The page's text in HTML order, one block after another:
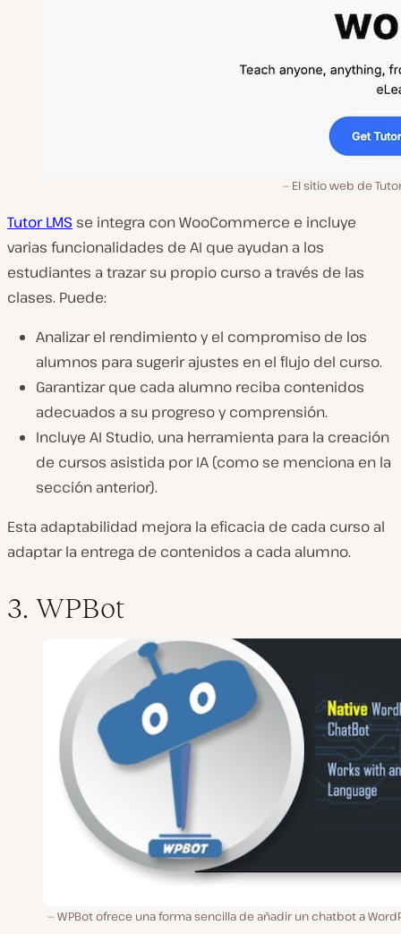
El sitio web de
Tutor LMS se integra con WooCommerce e incluye
varias funcionalidades de AI que ayudan a los
estudiantes a trazar su propio curso a través de las
clases. Puede:
Analizar el rendimiento y el compromiso de los
alumnos para sugerir ajustes en el flujo del curso.
Garantizar que cada alumno reciba contenidos
adecuados a su progreso y comprensión.
Incluye AI Studio, una herramienta para la creación
de cursos asistida por IA (como se menciona en la
sección anterior).
Esta adaptabilidad mejora la eficacia de cada curso al
adaptar la entrega de contenidos a cada alumno.
3. WPBot
WPBot ofrece una forma sencilla de añadir un chatbot a